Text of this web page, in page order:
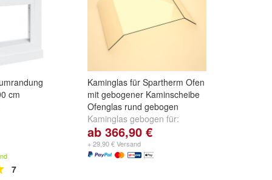
cm
7
Kaminglas für Spartherm Ofen
mit gebogener Kaminscheibe
Ofenglas rund gebogen
Kaminglas gebogen für:
Spartherm Prismo 550 x 510
Spartherm Prismo 650 x 450
und+
ab 366,90 €
+ 29,90 € Versand